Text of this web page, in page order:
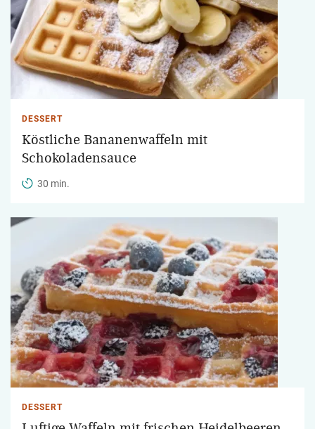
DESSERT
Köstliche Bananenwaffeln mit
Schokoladensauce
30 min.
DESSERT